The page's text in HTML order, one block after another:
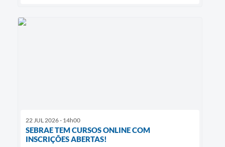
22 JUL 2026 - 14h00
SEBRAE TEM CURSOS ONLINE COM
INSCRIÇÕES ABERTAS!